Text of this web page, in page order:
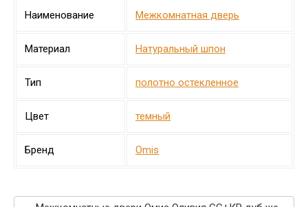
Наименование Межкомнатная дверь
Материал Натуральный шпон
Тип полотно остекленное
Цвет темный
Бренд Omis